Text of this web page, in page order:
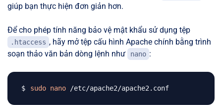
giúp bạn thực hiện đơn giản hơn.
Để cho phép tính năng bảo vệ mật khẩu sử dụng tệp
.htaccess , hãy mở tệp cấu hình Apache chính bằng trình
soạn thảo văn bản dòng lệnh như
nano :
sudo nano